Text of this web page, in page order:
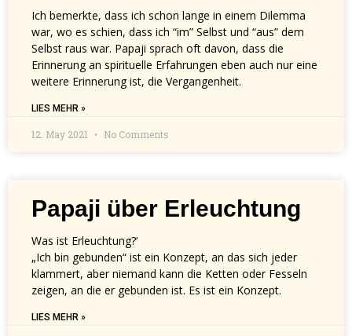
Ich bemerkte, dass ich schon lange in einem Dilemma
war, wo es schien, dass ich “im” Selbst und “aus” dem
Selbst raus war. Papaji sprach oft davon, dass die
Erinnerung an spirituelle Erfahrungen eben auch nur eine
weitere Erinnerung ist, die Vergangenheit.
LIES MEHR »
12. May 2021 No Comments
Papaji über Erleuchtung
Was ist Erleuchtung?‘
„Ich bin gebunden“ ist ein Konzept, an das sich jeder
klammert, aber niemand kann die Ketten oder Fesseln
zeigen, an die er gebunden ist. Es ist ein Konzept.
LIES MEHR »